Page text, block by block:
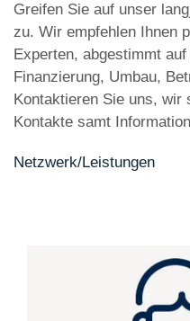
Greifen Sie auf unser
zu. Wir empfehlen Ihnen
Experten, abgestimmt
Finanzierung, Umbau,
Kontaktieren Sie uns, wir
Kontakte samt
Netzwerk/Leistungen